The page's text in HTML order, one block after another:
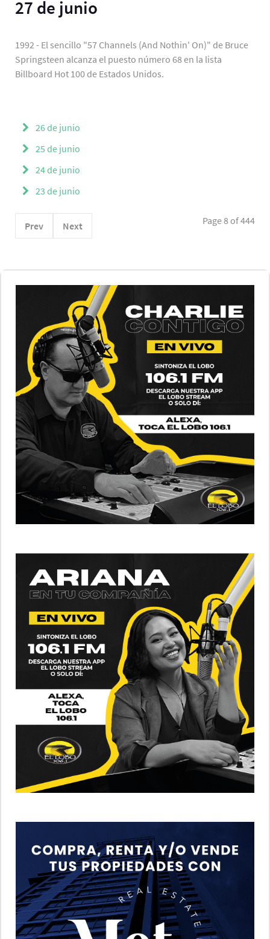
27 de junio
1992 - El sencillo "57 Channels (And Nothin' On)" de Bruce
Springsteen alcanza el puesto número 68 en la lista
Billboard Hot 100 de Estados Unidos.
26 de junio
25 de junio
24 de junio
23 de junio
Page 8 of 444
Prev Next